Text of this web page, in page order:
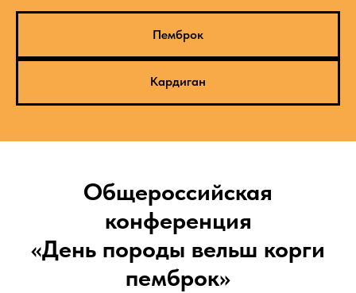
Пемброк
Кардиган
Общероссийская
конференция
«День породы вельш корги
пемброк»